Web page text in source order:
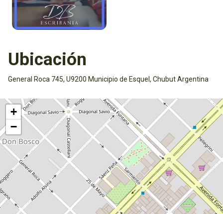
Ubicación
General Roca 745, U9200 Municipio de Esquel, Chubut Argentina
+
−
Activar mapa